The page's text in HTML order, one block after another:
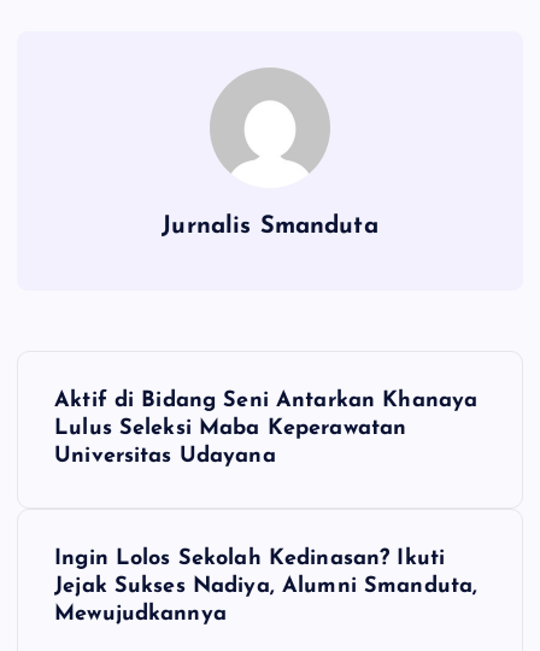
Jurnalis Smanduta
Aktif di Bidang Seni Antarkan Khanaya
Lulus Seleksi Maba Keperawatan
Universitas Udayana
Ingin Lolos Sekolah Kedinasan? Ikuti
Jejak Sukses Nadiya, Alumni Smanduta,
Mewujudkannya